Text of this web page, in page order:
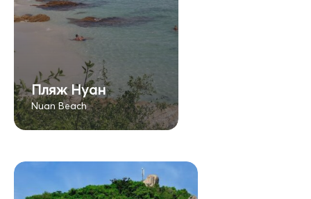
Пляж Нуан
Nuan Beach